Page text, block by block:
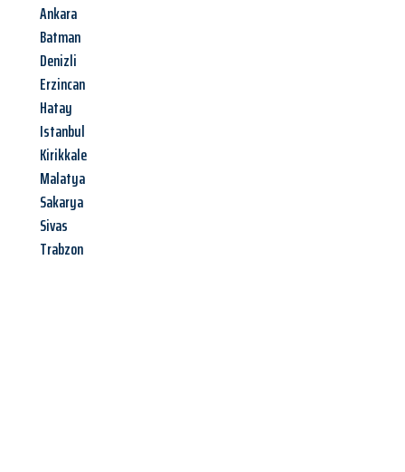
Ankara
Batman
Denizli
Erzincan
Hatay
Istanbul
Kirikkale
Malatya
Sakarya
Sivas
Trabzon